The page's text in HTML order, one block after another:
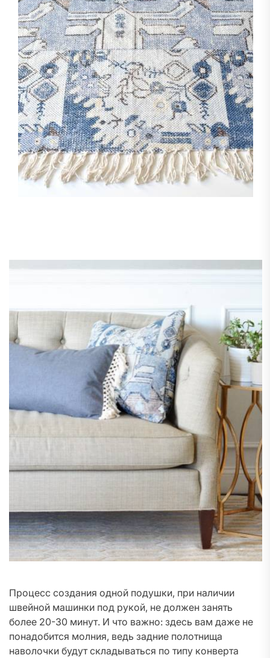
Процесс создания одной подушки, при наличии
швейной машинки под рукой, не должен занять
более 20-30 минут. И что важно: здесь вам даже не
понадобится молния, ведь задние полотнища
наволочки будут складываться по типу конверта